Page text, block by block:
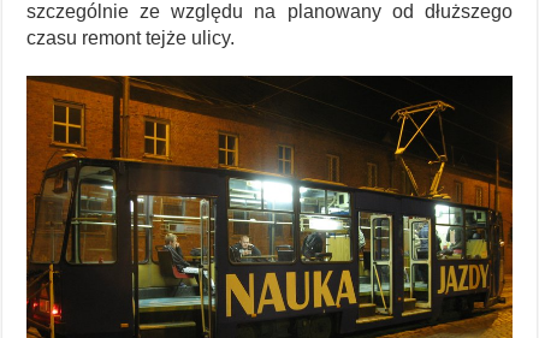
szczególnie ze względu na planowany od dłuższego
czasu remont tejże ulicy.